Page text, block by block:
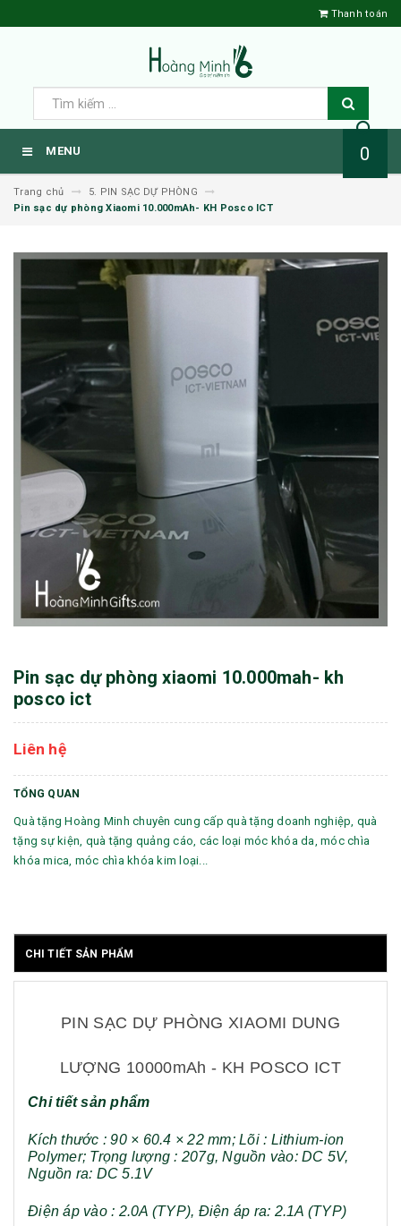
Thanh toán
MENU 0
Trang chủ
5. PIN SẠC DỰ PHÒNG
Pin sạc dự phòng Xiaomi 10.000mAh- KH Posco ICT
Pin sạc dự phòng xiaomi 10.000mah- kh
posco ict
Liên hệ
TỔNG QUAN
Quà tặng Hoàng Minh chuyên cung cấp quà tặng doanh nghiệp, quà
tặng sự kiện, quà tặng quảng cáo, các loại móc khóa da, móc chìa
khóa mica, móc chìa khóa kim loại...
CHI TIẾT SẢN PHẨM
PIN SẠC DỰ PHÒNG XIAOMI DUNG
LƯỢNG 10000mAh - KH POSCO ICT
Chi tiết sản phẩm
Kích thước : 90 × 60.4 × 22 mm; Lõi : Lithium-ion
Polymer; Trọng lượng : 207g, Nguồn vào: DC 5V,
Nguồn ra: DC 5.1V
Điện áp vào : 2.0A (TYP), Điện áp ra: 2.1A (TYP)